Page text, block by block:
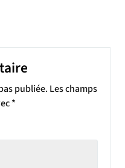
publiée. Les champs
*